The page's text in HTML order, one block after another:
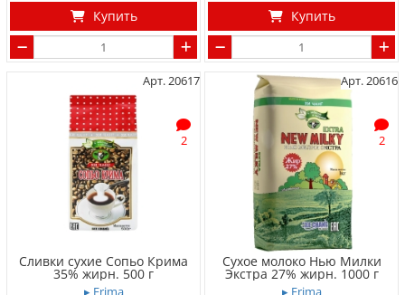
Купить Купить
Арт. 20617
2
Сливки сухие Сопьо Крима
35% жирн. 500 г
▸ Frima
Арт. 20616
2
Сухое молоко Нью Милки
Экстра 27% жирн. 1000 г
▸ Frima